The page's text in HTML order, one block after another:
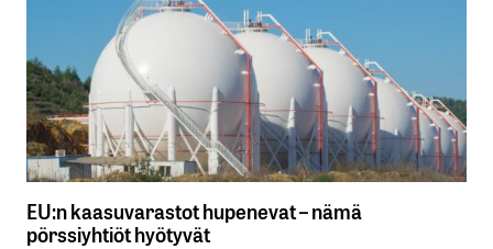
EU:n kaasuvarastot hupenevat – nämä
pörssiyhtiöt hyötyvät